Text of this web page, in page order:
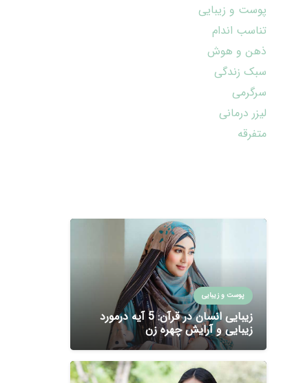
پوست و زیبایی
تناسب اندام
ذهن و هوش
سبک زندگی
سرگرمی
لیزر درمانی
متفرقه
پوست و زیبایی
زیبایی انسان در قرآن: 5 آیه درمورد
زیبایی و آرایش چهره زن